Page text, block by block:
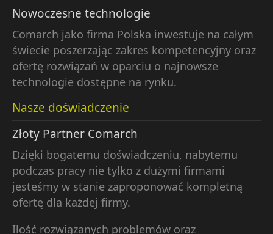
Nowoczesne technologie
Comarch jako firma Polska inwestuje na całym
świecie poszerzając zakres kompetencyjny oraz
ofertę rozwiązań w oparciu o najnowsze
technologie dostępne na rynku.
Nasze doświadczenie
Złoty Partner Comarch
Dzięki bogatemu doświadczeniu, nabytemu
podczas pracy nie tylko z dużymi firmami
jesteśmy w stanie zaproponować kompletną
ofertę dla każdej firmy.
Ilość rozwiązanych problemów oraz